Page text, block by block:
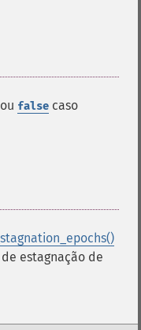
false caso
estagnação de